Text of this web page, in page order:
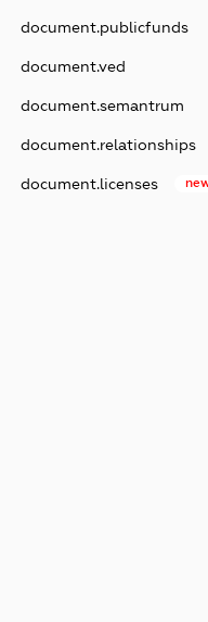
document.publicfunds
document.ved
document.semantrum
document.relationships
document.licenses